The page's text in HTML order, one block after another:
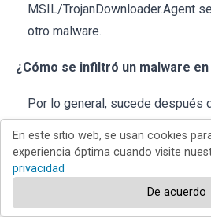
MSIL/TrojanDownloader.Agent
otro malware.
¿Cómo se infiltró un malware
Por lo general, sucede después
descargados de fuentes no
adjuntos de email. Otra forma
malware es ocultarlo en
de software o instaladores de
En este sitio web, se usan cookies
experiencia óptima cuando visite
privacidad
De acuerdo